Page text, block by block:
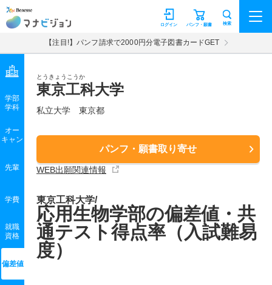
マナビジョン パンフ・願書
ログイン 検索
【注目!】パンフ請求で2000円分電子図書カードGET
とうきょうこうか
東京工科大学
私立大学 東京都
パンフ・願書取り寄せ
WEB出願関連情報
学部
学科
オー
キャン
先輩
学費
就職
資格
偏差値
東京工科大学/
応用生物学部の偏差値・共
通テスト得点率（入試難易
度）